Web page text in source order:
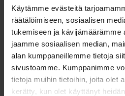
Käytämme evästeitä
räätälöimiseen, sosiaalisen
tukemiseen ja kävijämäärämme
jaamme sosiaalisen median,
alan kumppaneillemme tietoja
sivustoamme. Kumppanimme
tietoja muihin tietoihin, joita olet
kerätty, kun olet käyttänyt
aikuiskoulutustuen palauttamista
osalle. Vähittäisen työllistymisen
purkamiseksi SOSTE esittää
asumistuen suojaosan
Lue SOSTEn lausunto